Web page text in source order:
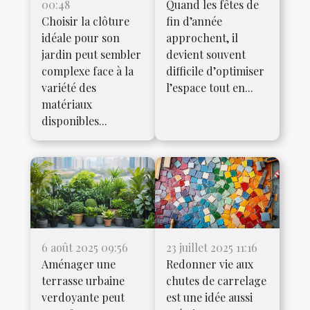
00:48
Choisir la clôture
idéale pour son
jardin peut sembler
complexe face à la
variété des
matériaux
disponibles...
Quand les fêtes de
fin d’année
approchent, il
devient souvent
difficile d’optimiser
l’espace tout en...
6 août 2025 09:56
Aménager une
terrasse urbaine
verdoyante peut
23 juillet 2025 11:16
Redonner vie aux
chutes de carrelage
est une idée aussi